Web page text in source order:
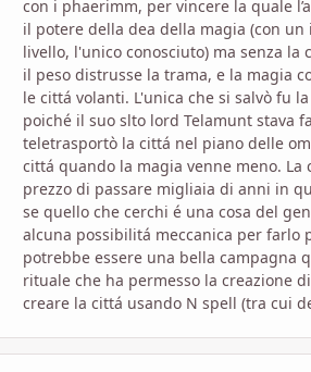
con i phaerimm, per vincere la quale
il potere della dea della magia (con un
livello, l'unico conosciuto) ma senza la
il peso distrusse la trama, e la magia
le cittá volanti. L'unica che si salvò fu
poiché il suo slto lord Telamunt stava
teletrasportò la cittá nel piano delle
cittá quando la magia venne meno. La
prezzo di passare migliaia di anni in
se quello che cerchi é una cosa del
alcuna possibilitá meccanica per farlo
potrebbe essere una bella campagna
rituale che ha permesso la creazione
creare la cittá usando N spell (tra cui